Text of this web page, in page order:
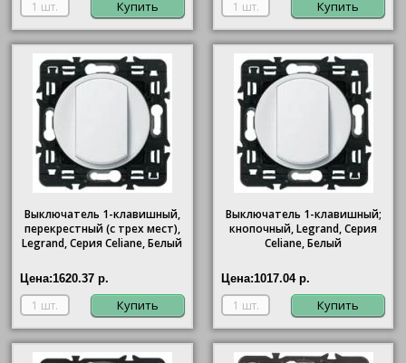
Купить Купить
Выключатель 1-клавишный,
перекрестный (с трех мест),
Legrand, Серия Celiane, Белый
Цена:1620.37 р.
Купить
Выключатель 1-клавишный;
кнопочный, Legrand, Серия
Celiane, Белый
Цена:1017.04 р.
Купить